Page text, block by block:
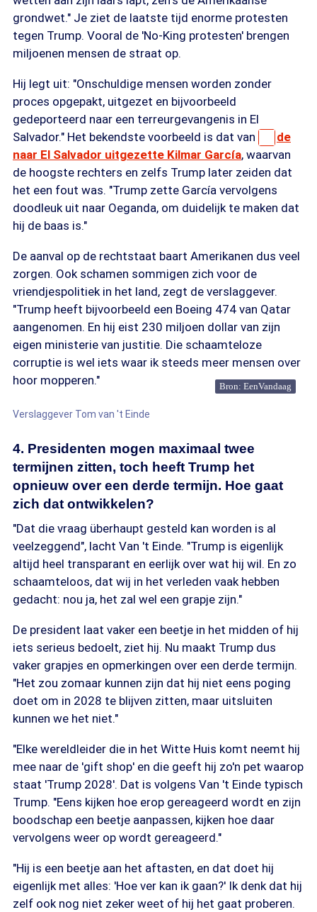
grondwet." Je ziet de laatste tijd enorme protesten
tegen Trump. Vooral de 'No-King protesten' brengen
miljoenen mensen de straat op.
Hij legt uit: "Onschuldige mensen worden zonder
proces opgepakt, uitgezet en bijvoorbeeld
gedeporteerd naar een terreurgevangenis in El
Salvador." Het bekendste voorbeeld is dat van
de
naar El Salvador uitgezette Kilmar García, waarvan
de hoogste rechters en zelfs Trump later zeiden dat
het een fout was. "Trump zette García vervolgens
doodleuk uit naar Oeganda, om duidelijk te maken dat
hij de baas is."
De aanval op de rechtstaat baart Amerikanen dus veel
zorgen. Ook schamen sommigen zich voor de
vriendjespolitiek in het land, zegt de verslaggever.
"Trump heeft bijvoorbeeld een Boeing 474 van Qatar
aangenomen. En hij eist 230 miljoen dollar van zijn
eigen ministerie van justitie. Die schaamteloze
corruptie is wel iets waar ik steeds meer mensen over
hoor mopperen."
Bron: EenVandaag
Verslaggever Tom van 't Einde
4. Presidenten mogen maximaal twee
termijnen zitten, toch heeft Trump het
opnieuw over een derde termijn. Hoe gaat
zich dat ontwikkelen?
"Dat die vraag überhaupt gesteld kan worden is al
veelzeggend", lacht Van 't Einde. "Trump is eigenlijk
altijd heel transparant en eerlijk over wat hij wil. En zo
schaamteloos, dat wij in het verleden vaak hebben
gedacht: nou ja, het zal wel een grapje zijn."
De president laat vaker een beetje in het midden of hij
iets serieus bedoelt, ziet hij. Nu maakt Trump dus
vaker grapjes en opmerkingen over een derde termijn.
"Het zou zomaar kunnen zijn dat hij niet eens poging
doet om in 2028 te blijven zitten, maar uitsluiten
kunnen we het niet."
"Elke wereldleider die in het Witte Huis komt neemt hij
mee naar de 'gift shop' en die geeft hij zo'n pet waarop
staat 'Trump 2028'. Dat is volgens Van 't Einde typisch
Trump. "Eens kijken hoe erop gereageerd wordt en zijn
boodschap een beetje aanpassen, kijken hoe daar
vervolgens weer op wordt gereageerd."
"Hij is een beetje aan het aftasten, en dat doet hij
eigenlijk met alles: 'Hoe ver kan ik gaan?' Ik denk dat hij
zelf ook nog niet zeker weet of hij het gaat proberen.